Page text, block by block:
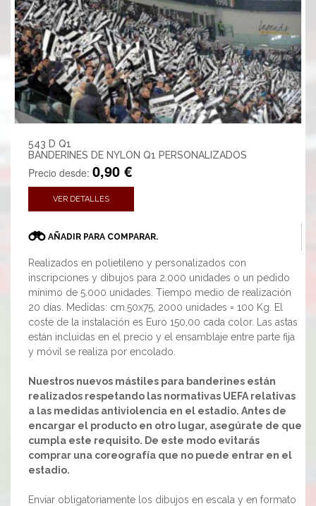
543 D Q1
BANDERINES DE NYLON Q1 PERSONALIZADOS
Precio desde: 0,90 €
VER DETALLES
AÑADIR PARA COMPARAR.
Realizados en polietileno y personalizados con
inscripciones y dibujos para 2.000 unidades o un pedido
mínimo de 5.000 unidades. Tiempo medio de realización
20 días. Medidas: cm.50x75, 2000 unidades = 100 Kg. El
coste de la instalación es Euro 150,00 cada color. Las astas
están incluidas en el precio y el ensamblaje entre parte fija
y móvil se realiza por encolado.
Nuestros nuevos mástiles para banderines están
realizados respetando las normativas UEFA relativas
a las medidas antiviolencia en el estadio. Antes de
encargar el producto en otro lugar, asegúrate de que
cumpla este requisito. De este modo evitarás
comprar una coreografía que no puede entrar en el
estadio.
Enviar obligatoriamente los dibujos en escala y en formato